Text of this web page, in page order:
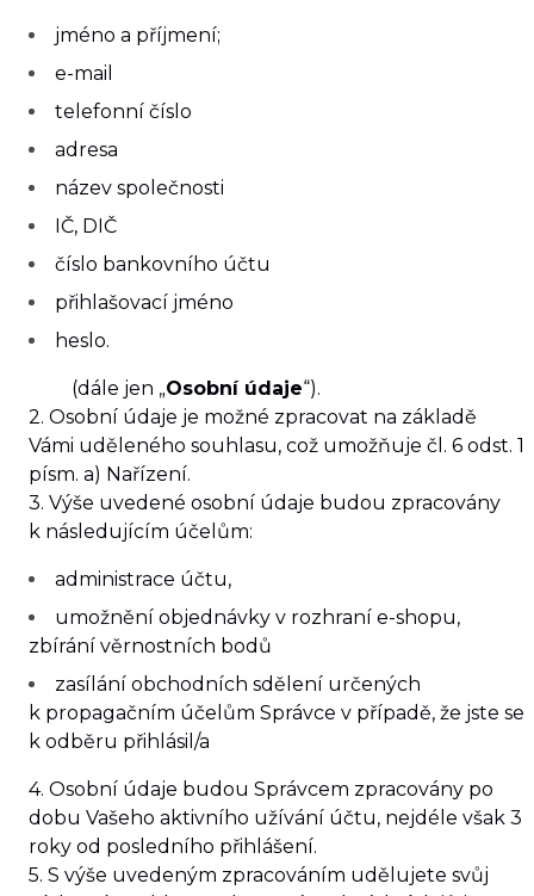
jméno a příjmení;
e-mail
telefonní číslo
adresa
název společnosti
IČ, DIČ
číslo bankovního účtu
přihlašovací jméno
heslo.
(dále jen „Osobní údaje“).
2. Osobní údaje je možné zpracovat na základě
Vámi uděleného souhlasu, což umožňuje čl. 6 odst. 1
písm. a) Nařízení.
3. Výše uvedené osobní údaje budou zpracovány
k následujícím účelům:
administrace účtu,
umožnění objednávky v rozhraní e-shopu,
zbírání věrnostních bodů
zasílání obchodních sdělení určených
k propagačním účelům Správce v případě, že jste se
k odběru přihlásil/a
4. Osobní údaje budou Správcem zpracovány po
dobu Vašeho aktivního užívání účtu, nejdéle však 3
roky od posledního přihlášení.
5. S výše uvedeným zpracováním udělujete svůj